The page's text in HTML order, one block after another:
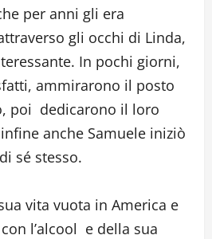
per anni gli era
gli occhi di Linda,
In pochi giorni,
ammirarono il posto
poi dedicarono il loro
anche Samuele iniziò
sé stesso.
vita vuota in America e
l’alcool e della sua